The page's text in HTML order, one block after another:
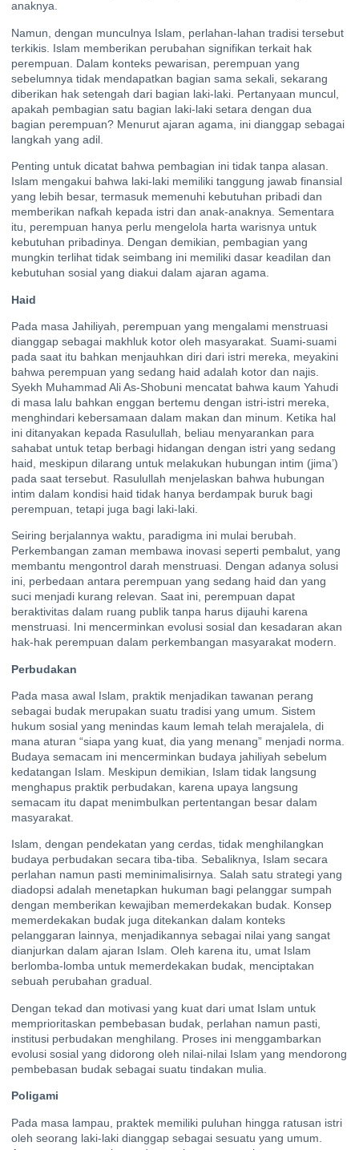
anaknya.
Namun, dengan munculnya Islam, perlahan-lahan tradisi tersebut
terkikis. Islam memberikan perubahan signifikan terkait hak
perempuan. Dalam konteks pewarisan, perempuan yang
sebelumnya tidak mendapatkan bagian sama sekali, sekarang
diberikan hak setengah dari bagian laki-laki. Pertanyaan muncul,
apakah pembagian satu bagian laki-laki setara dengan dua
bagian perempuan? Menurut ajaran agama, ini dianggap sebagai
langkah yang adil.
Penting untuk dicatat bahwa pembagian ini tidak tanpa alasan.
Islam mengakui bahwa laki-laki memiliki tanggung jawab finansial
yang lebih besar, termasuk memenuhi kebutuhan pribadi dan
memberikan nafkah kepada istri dan anak-anaknya. Sementara
itu, perempuan hanya perlu mengelola harta warisnya untuk
kebutuhan pribadinya. Dengan demikian, pembagian yang
mungkin terlihat tidak seimbang ini memiliki dasar keadilan dan
kebutuhan sosial yang diakui dalam ajaran agama.
Haid
Pada masa Jahiliyah, perempuan yang mengalami menstruasi
dianggap sebagai makhluk kotor oleh masyarakat. Suami-suami
pada saat itu bahkan menjauhkan diri dari istri mereka, meyakini
bahwa perempuan yang sedang haid adalah kotor dan najis.
Syekh Muhammad Ali As-Shobuni mencatat bahwa kaum Yahudi
di masa lalu bahkan enggan bertemu dengan istri-istri mereka,
menghindari kebersamaan dalam makan dan minum. Ketika hal
ini ditanyakan kepada Rasulullah, beliau menyarankan para
sahabat untuk tetap berbagi hidangan dengan istri yang sedang
haid, meskipun dilarang untuk melakukan hubungan intim (jima’)
pada saat tersebut. Rasulullah menjelaskan bahwa hubungan
intim dalam kondisi haid tidak hanya berdampak buruk bagi
perempuan, tetapi juga bagi laki-laki.
Seiring berjalannya waktu, paradigma ini mulai berubah.
Perkembangan zaman membawa inovasi seperti pembalut, yang
membantu mengontrol darah menstruasi. Dengan adanya solusi
ini, perbedaan antara perempuan yang sedang haid dan yang
suci menjadi kurang relevan. Saat ini, perempuan dapat
beraktivitas dalam ruang publik tanpa harus dijauhi karena
menstruasi. Ini mencerminkan evolusi sosial dan kesadaran akan
hak-hak perempuan dalam perkembangan masyarakat modern.
Perbudakan
Pada masa awal Islam, praktik menjadikan tawanan perang
sebagai budak merupakan suatu tradisi yang umum. Sistem
hukum sosial yang menindas kaum lemah telah merajalela, di
mana aturan “siapa yang kuat, dia yang menang” menjadi norma.
Budaya semacam ini mencerminkan budaya jahiliyah sebelum
kedatangan Islam. Meskipun demikian, Islam tidak langsung
menghapus praktik perbudakan, karena upaya langsung
semacam itu dapat menimbulkan pertentangan besar dalam
masyarakat.
Islam, dengan pendekatan yang cerdas, tidak menghilangkan
budaya perbudakan secara tiba-tiba. Sebaliknya, Islam secara
perlahan namun pasti meminimalisirnya. Salah satu strategi yang
diadopsi adalah menetapkan hukuman bagi pelanggar sumpah
dengan memberikan kewajiban memerdekakan budak. Konsep
memerdekakan budak juga ditekankan dalam konteks
pelanggaran lainnya, menjadikannya sebagai nilai yang sangat
dianjurkan dalam ajaran Islam. Oleh karena itu, umat Islam
berlomba-lomba untuk memerdekakan budak, menciptakan
sebuah perubahan gradual.
Dengan tekad dan motivasi yang kuat dari umat Islam untuk
memprioritaskan pembebasan budak, perlahan namun pasti,
institusi perbudakan menghilang. Proses ini menggambarkan
evolusi sosial yang didorong oleh nilai-nilai Islam yang mendorong
pembebasan budak sebagai suatu tindakan mulia.
Poligami
Pada masa lampau, praktek memiliki puluhan hingga ratusan istri
oleh seorang laki-laki dianggap sebagai sesuatu yang umum.